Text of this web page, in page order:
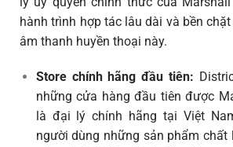
hành trình hợp tác lâu dài và bền
âm thanh huyền thoại này.
Store chính hãng đầu tiên:
những cửa hàng đầu tiên được
là đại lý chính hãng tại Việt
người dùng những sản phẩm chất